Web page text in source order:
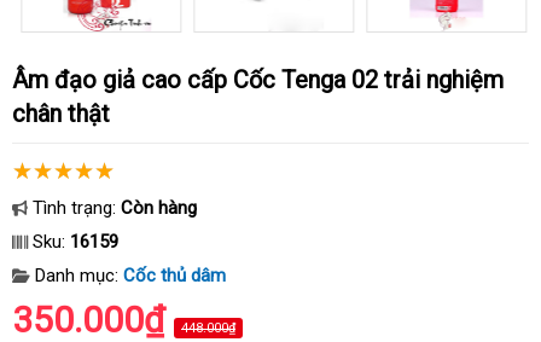
Âm đạo giả cao cấp Cốc Tenga 02 trải nghiệm
chân thật
Tình trạng: Còn hàng
Sku: 16159
Danh mục: Cốc thủ dâm
350.000₫ 448.000₫